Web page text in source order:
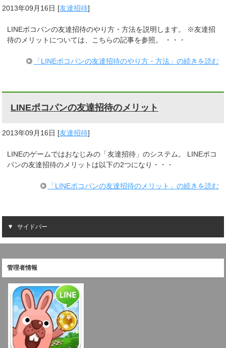
2013年09月16日 [友達招待]
LINEポコパンの友達招待のやり方・方法を説明します。 ※友達招
待のメリットについては、こちらの記事を参照。 ・・・
「LINEポコパンの友達招待のやり方・方法」の続きを読む
LINEポコパンの友達招待のメリット
2013年09月16日 [友達招待]
LINEのゲームではおなじみの「友達招待」のシステム。 LINEポコ
パンの友達招待のメリットは以下の2つになり・・・
「LINEポコパンの友達招待のメリット」の続きを読む
サイドバー
管理者情報